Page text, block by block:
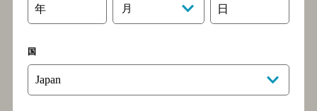
年 月 日
国